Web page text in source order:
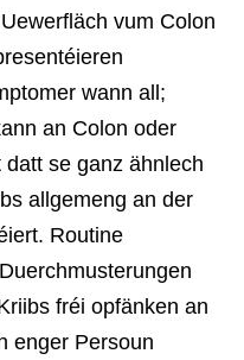
vum Colon
wann all;
an Colon oder
se ganz ähnlech
allgemeng an der
Routine
fréi opfänken an
enger Persoun